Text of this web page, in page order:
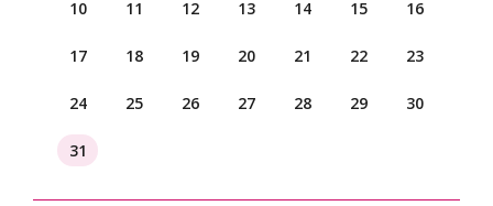
10 11 12 13 14 15 16
17 18 19 20 21 22 23
24 25 26 27 28 29 30
31